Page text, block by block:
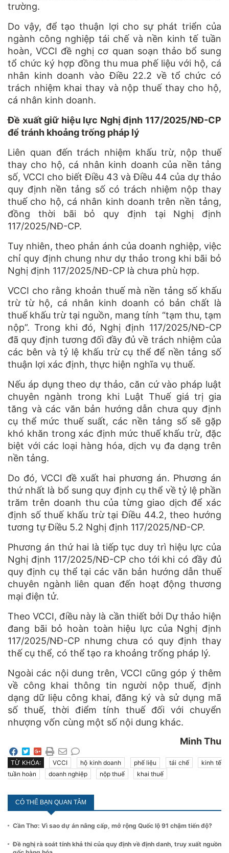
trường.
Do vậy, để tạo thuận lợi cho sự phát triển của
ngành công nghiệp tái chế và nền kinh tế tuần
hoàn, VCCI đề nghị cơ quan soạn thảo bổ sung
tổ chức ký hợp đồng thu mua phế liệu với hộ, cá
nhân kinh doanh vào Điều 22.2 về tổ chức có
trách nhiệm khai thay và nộp thuế thay cho hộ,
cá nhân kinh doanh.
Đề xuất giữ hiệu lực Nghị định 117/2025/NĐ-CP
để tránh khoảng trống pháp lý
Liên quan đến trách nhiệm khấu trừ, nộp thuế
thay cho hộ, cá nhân kinh doanh của nền tảng
số, VCCI cho biết Điều 43 và Điều 44 của dự thảo
quy định nền tảng số có trách nhiệm nộp thay
thuế cho hộ, cá nhân kinh doanh trên nền tảng,
đồng thời bãi bỏ quy định tại Nghị định
117/2025/NĐ-CP.
Tuy nhiên, theo phản ánh của doanh nghiệp, việc
chỉ quy định chung như dự thảo trong khi bãi bỏ
Nghị định 117/2025/NĐ-CP là chưa phù hợp.
VCCI cho rằng khoản thuế mà nền tảng số khấu
trừ từ hộ, cá nhân kinh doanh có bản chất là
thuế khấu trừ tại nguồn, mang tính “tạm thu, tạm
nộp”. Trong khi đó, Nghị định 117/2025/NĐ-CP
đã quy định tương đối đầy đủ về trách nhiệm của
các bên và tỷ lệ khấu trừ cụ thể để nền tảng số
thuận lợi xác định, thực hiện nghĩa vụ thuế.
Nếu áp dụng theo dự thảo, căn cứ vào pháp luật
chuyên ngành trong khi Luật Thuế giá trị gia
tăng và các văn bản hướng dẫn chưa quy định
cụ thể mức thuế suất, các nền tảng số sẽ gặp
khó khăn trong xác định mức thuế khấu trừ, đặc
biệt với các loại hàng hóa, dịch vụ đa dạng trên
nền tảng.
Do đó, VCCI đề xuất hai phương án. Phương án
thứ nhất là bổ sung quy định cụ thể về tỷ lệ phần
trăm trên doanh thu của từng giao dịch để xác
định số thuế khấu trừ tại Điều 44.2, theo hướng
tương tự Điều 5.2 Nghị định 117/2025/NĐ-CP.
Phương án thứ hai là tiếp tục duy trì hiệu lực của
Nghị định 117/2025/NĐ-CP cho tới khi có đầy đủ
quy định cụ thể tại các văn bản hướng dẫn thuế
chuyên ngành liên quan đến hoạt động thương
mại điện tử.
Theo VCCI, điều này là cần thiết bởi Dự thảo hiện
đang bãi bỏ hoàn toàn hiệu lực của Nghị định
117/2025/NĐ-CP nhưng chưa có quy định thay
thế cụ thể, có thể tạo ra khoảng trống pháp lý.
Ngoài các nội dung trên, VCCI cũng góp ý thêm
về công khai thông tin người nộp thuế, định
dạng dữ liệu công khai, đăng ký và sử dụng mã
số thuế, thời điểm tính thuế đối với chuyển
nhượng vốn cùng một số nội dung khác.
Minh Thu
TỪ KHÓA: VCCI hộ kinh doanh phế liệu tái chế
kinh tế
tuần hoàn
doanh nghiệp nộp thuế khai thuế
CÓ THỂ BẠN QUAN TÂM
Cần Thơ: Vì sao dự án nâng cấp, mở rộng Quốc lộ 91 chậm tiến độ?
Đề nghị rà soát tính khả thi của quy định về định danh, truy xuất nguồn